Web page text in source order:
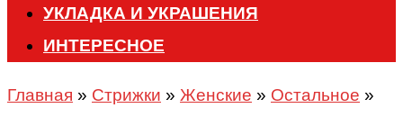
УКЛАДКА И УКРАШЕНИЯ
ИНТЕРЕСНОЕ
Главная » Стрижки » Женские » Остальное »